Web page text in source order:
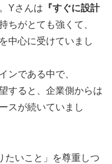
Yさんは 『すぐに設計
ちがとても強くて、
を中心に受けていまし
ンである中で、
すると、企業側からは
スが続いていまし
たいこと」を尊重しつ